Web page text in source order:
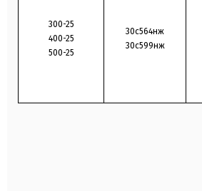
300-25
400-25
500-25
30с564нж
30с599нж